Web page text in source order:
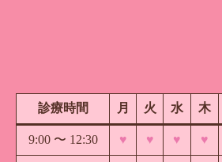
診療時間 月 火 水 木
9:00 〜 12:30 ♥ ♥ ♥ ♥